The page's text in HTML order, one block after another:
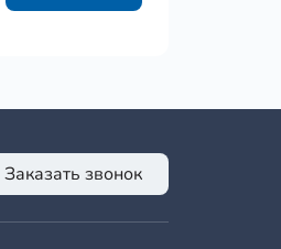
Заказать звонок